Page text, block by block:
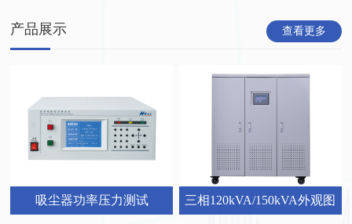
产品展示 查看更多
吸尘器功率压力测试 三相120kVA/150kVA外观图